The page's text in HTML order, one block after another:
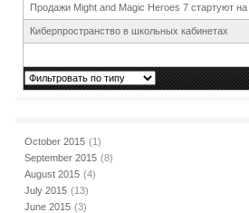
Продажи Might and Magic Heroes 7 стартуют
Киберпространство в школьных кабинетах
October 2015 (1)
September 2015 (8)
August 2015 (4)
July 2015 (13)
June 2015 (3)